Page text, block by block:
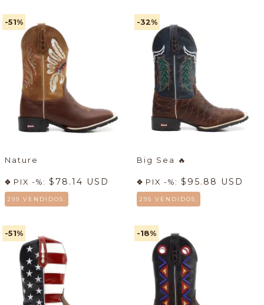
-51%
Nature
PIX -%: $78.14 USD
299 VENDIDOS.
-32%
Big Sea 🔥
PIX -%: $95.88 USD
295 VENDIDOS.
-51% -18%